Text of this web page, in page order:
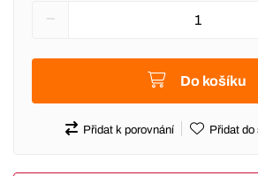
Do košíku
Přidat k porovnání Přidat do